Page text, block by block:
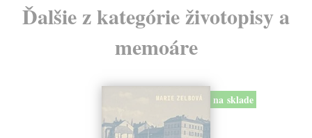
Ďalšie z kategórie životopisy a
memoáre
na sklade